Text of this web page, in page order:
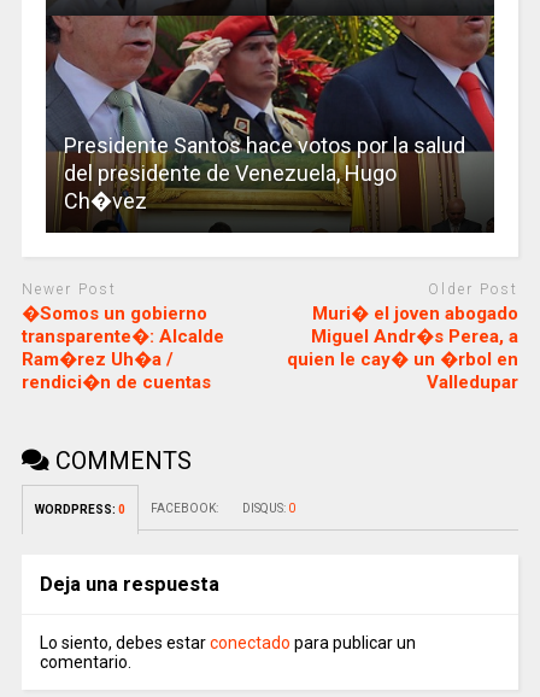
Presidente Santos hace votos por la salud
del presidente de Venezuela, Hugo
Ch�vez
Newer Post
�Somos un gobierno
transparente�: Alcalde
Ram�rez Uh�a /
rendici�n de cuentas
Older Post
Muri� el joven abogado
Miguel Andr�s Perea, a
quien le cay� un �rbol en
Valledupar
COMMENTS
WORDPRESS: 0 FACEBOOK: DISQUS: 0
Deja una respuesta
Lo siento, debes estarconectado para publicar un
comentario.